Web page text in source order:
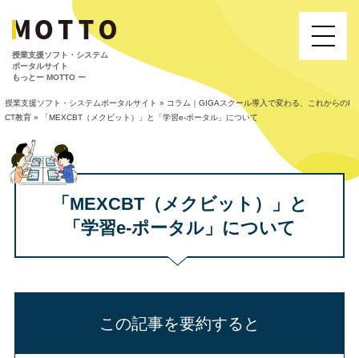
授業⽀援ソフト・システム
ポータルサイト
もっとー MOTTO ー
授業支援ソフト・システムポータルサイト » コラム｜GIGAスクール導入で変わる、これからのI
CT教育 » 「MEXCBT（メクビット）」と「学習e-ポータル」について
「MEXCBT（メクビット）」と
「学習e-ポータル」について
この記事を要約すると